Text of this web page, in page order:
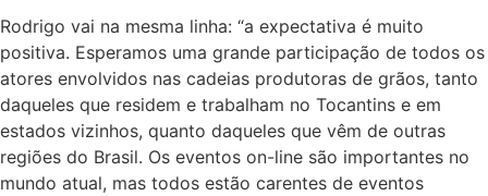
Rodrigo vai na mesma linha: “a expectativa é muito
positiva. Esperamos uma grande participação de todos os
atores envolvidos nas cadeias produtoras de grãos, tanto
daqueles que residem e trabalham no Tocantins e em
estados vizinhos, quanto daqueles que vêm de outras
regiões do Brasil. Os eventos on-line são importantes no
mundo atual, mas todos estão carentes de eventos